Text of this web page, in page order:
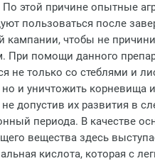
этой причине опытные
пользоваться после
кампании, чтобы не
При помощи данного
не только со стеблями и
но и уничтожить корневища
не допустив их развития в
периода. В качестве
вещества здесь
кислота, которая с